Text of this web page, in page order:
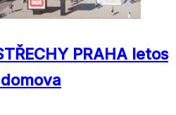
PRAHA letos